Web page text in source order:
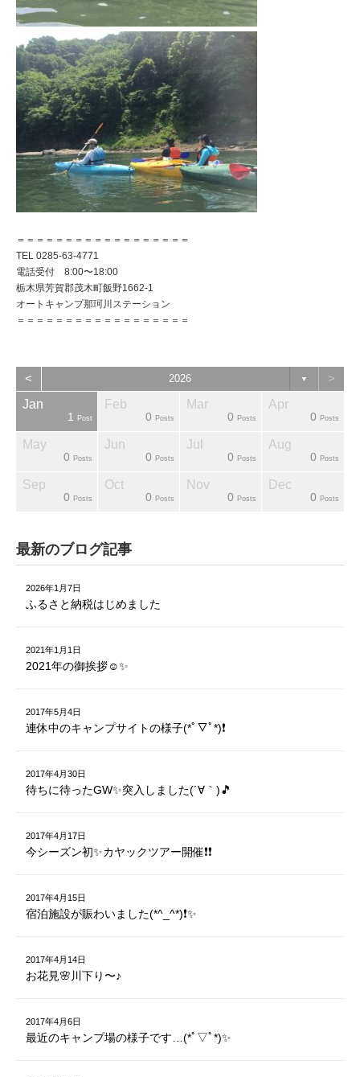
＝＝＝＝＝＝＝＝＝＝＝＝＝＝＝＝＝＝
TEL 0285-63-4771
電話受付 8:00〜18:00
栃木県芳賀郡茂木町飯野1662-1
オートキャンプ那珂川ステーション
＝＝＝＝＝＝＝＝＝＝＝＝＝＝＝＝＝＝
< 2026 ▼
>
Jan
1 Post
Feb
0 Posts
Mar
0 Posts
Apr
0 Posts
May
0 Posts
Jun
0 Posts
Jul
0 Posts
Aug
0 Posts
Sep
0 Posts
Oct
0 Posts
Nov
0 Posts
Dec
0 Posts
最新のブログ記事
2026年1月7日
ふるさと納税はじめました
2021年1月1日
2021年の御挨拶☺️✨
2017年5月4日
連休中のキャンプサイトの様子(*ﾟ▽ﾟ*)❗️
2017年4月30日
待ちに待ったGW✨突入しました(´∀｀)🎵
2017年4月17日
今シーズン初✨カヤックツアー開催❗️❗️
2017年4月15日
宿泊施設が賑わいました(*^_^*)❗️✨
2017年4月14日
お花見🌸川下り〜♪
2017年4月6日
最近のキャンプ場の様子です…(*ﾟ▽ﾟ*)✨